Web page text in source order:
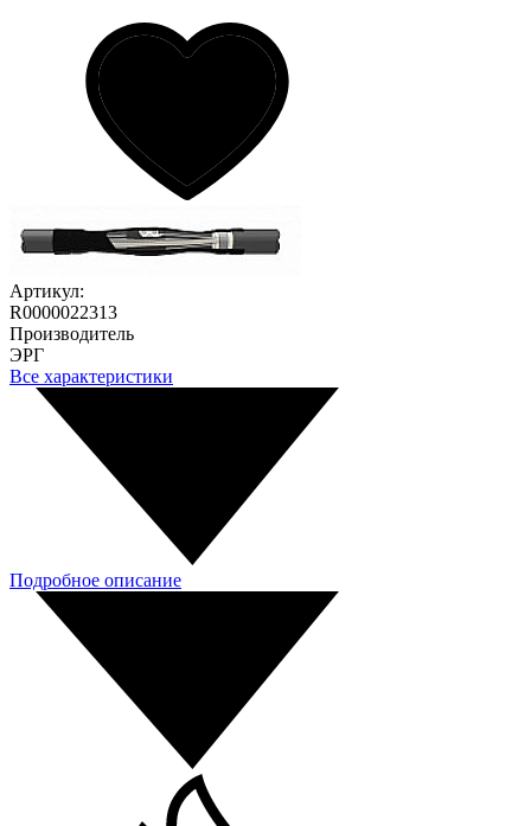
Артикул:
R0000022313
Производитель
ЭРГ
Все характеристики
Подробное описание